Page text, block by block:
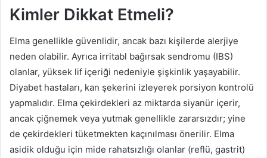
Kimler Dikkat Etmeli?
Elma genellikle güvenlidir, ancak bazı kişilerde alerjiye
neden olabilir. Ayrıca irritabl bağırsak sendromu (IBS)
olanlar, yüksek lif içeriği nedeniyle şişkinlik yaşayabilir.
Diyabet hastaları, kan şekerini izleyerek porsiyon kontrolü
yapmalıdır. Elma çekirdekleri az miktarda siyanür içerir,
ancak çiğnemek veya yutmak genellikle zararsızdır; yine
de çekirdekleri tüketmekten kaçınılması önerilir. Elma
asidik olduğu için mide rahatsızlığı olanlar (reflü, gastrit)